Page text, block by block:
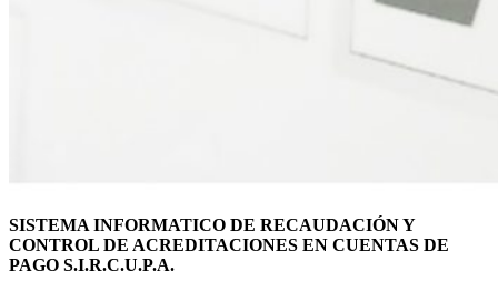
SISTEMA INFORMATICO DE RECAUDACIÓN Y
CONTROL DE ACREDITACIONES EN CUENTAS DE
PAGO S.I.R.C.U.P.A.